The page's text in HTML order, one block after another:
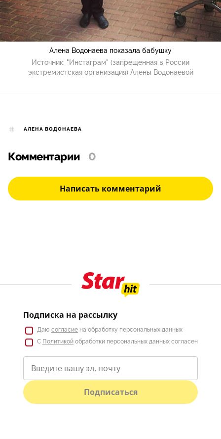
Алена Водонаева показала бабушку
Источник: "Инстаграм" (запрещенная в России
экстремистская организация) Алены Водонаевой
АЛЕНА ВОДОНАЕВА
Комментарии 0
Написать комментарий
Подписка на рассылку
Даю согласие на обработку персональных данных
С Политикой обработки персональных данных согласен
Подписаться